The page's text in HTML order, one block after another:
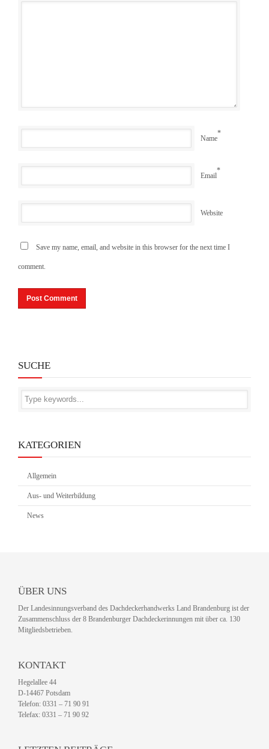
Name
*
Email
*
Website
Save my name, email, and website in this browser for the next time I
comment.
SUCHE
KATEGORIEN
Allgemein
Aus- und Weiterbildung
News
ÜBER UNS
Der Landesinnungsverband des Dachdeckerhandwerks Land Brandenburg ist der
Zusammenschluss der 8 Brandenburger Dachdeckerinnungen mit über ca. 130
Mitgliedsbetrieben.
KONTAKT
Hegelallee 44
D-14467 Potsdam
Telefon: 0331 – 71 90 91
Telefax: 0331 – 71 90 92